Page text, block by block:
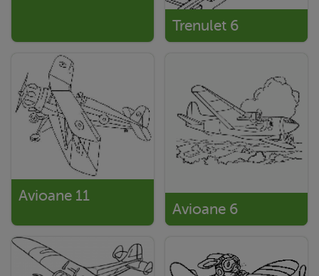
Trenulet 6
Avioane 11
Avioane 6